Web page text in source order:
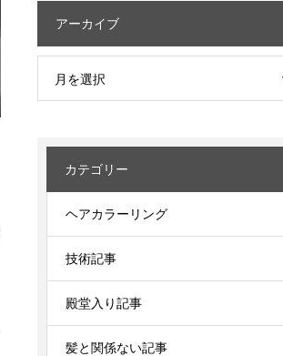
アーカイブ
月を選択
カテゴリー
ヘアカラーリング
技術記事
殿堂入り記事
髪と関係ない記事